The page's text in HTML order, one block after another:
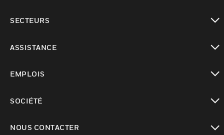
SECTEURS
ASSISTANCE
EMPLOIS
SOCIÉTÉ
NOUS CONTACTER